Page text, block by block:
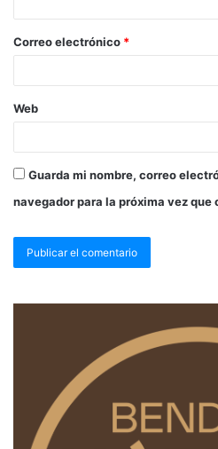
Correo electrónico *
Web
Guarda mi nombre, correo
navegador para la próxima vez que